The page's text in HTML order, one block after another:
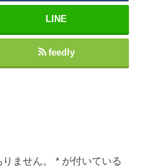
LINE
feedly
ません。 * が付いている